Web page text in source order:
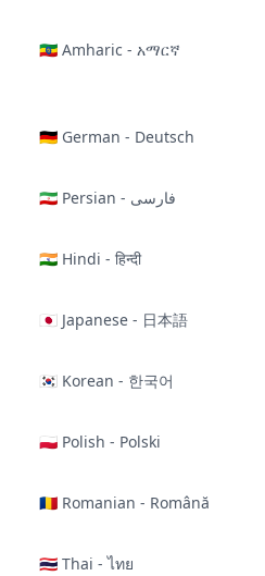
🇪🇹 Amharic - አማርኛ
🇩🇪 German - Deutsch
🇮🇷 Persian - فارسی
🇮🇳 Hindi - हिन्दी
🇯🇵 Japanese - 日本語
🇰🇷 Korean - 한국어
🇵🇱 Polish - Polski
🇷🇴 Romanian - Română
🇹🇭 Thai - ไทย